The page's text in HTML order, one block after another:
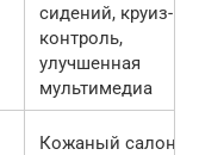
сидений, круиз-
контроль,
улучшенная
мультимедиа
Кожаный салон,